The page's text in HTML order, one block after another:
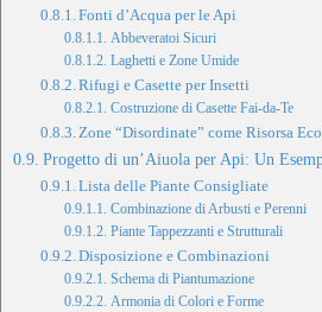
Fonti d’Acqua per le Api
Abbeveratoi Sicuri
Laghetti e Zone Umide
Rifugi e Casette per Insetti
Costruzione di Casette Fai-da-Te
Zone “Disordinate” come Risorsa
Progetto di un’Aiuola per Api: Un
Lista delle Piante Consigliate
Combinazione di Arbusti e Perenni
Piante Tappezzanti e Strutturali
Disposizione e Combinazioni
Schema di Piantumazione
Armonia di Colori e Forme